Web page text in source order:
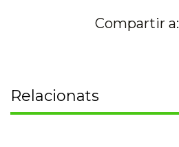
Compartir a:
Relacionats